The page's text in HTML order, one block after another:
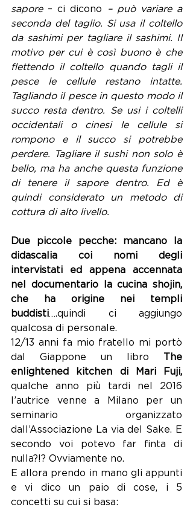
sapore – ci dicono
– può variare a
seconda del taglio. Si usa il coltello
da sashimi per tagliare il sashimi. Il
motivo per cui è così buono è che
flettendo il coltello quando tagli il
pesce le cellule restano intatte.
Tagliando il pesce in questo modo il
succo resta dentro. Se usi i coltelli
occidentali o cinesi le cellule si
rompono e il succo si potrebbe
perdere. Tagliare il sushi non solo è
bello, ma ha anche questa funzione
di tenere il sapore dentro. Ed è
quindi considerato un metodo di
cottura di alto livello.
Due piccole pecche: mancano la
didascalia coi nomi degli
intervistati ed appena accennata
nel documentario la cucina shojin,
che ha origine nei templi
buddisti….quindi ci aggiungo
qualcosa di personale.
12/13 anni fa mio fratello mi portò
dal Giappone un libro The
qualche anno più tardi nel 2016
l’autrice venne a Milano per un
seminario organizzato
dall’Associazione La via del Sake. E
secondo voi potevo far finta di
nulla?!? Ovviamente no.
E allora prendo in mano gli appunti
e vi dico un paio di cose, i 5
concetti su cui si basa: